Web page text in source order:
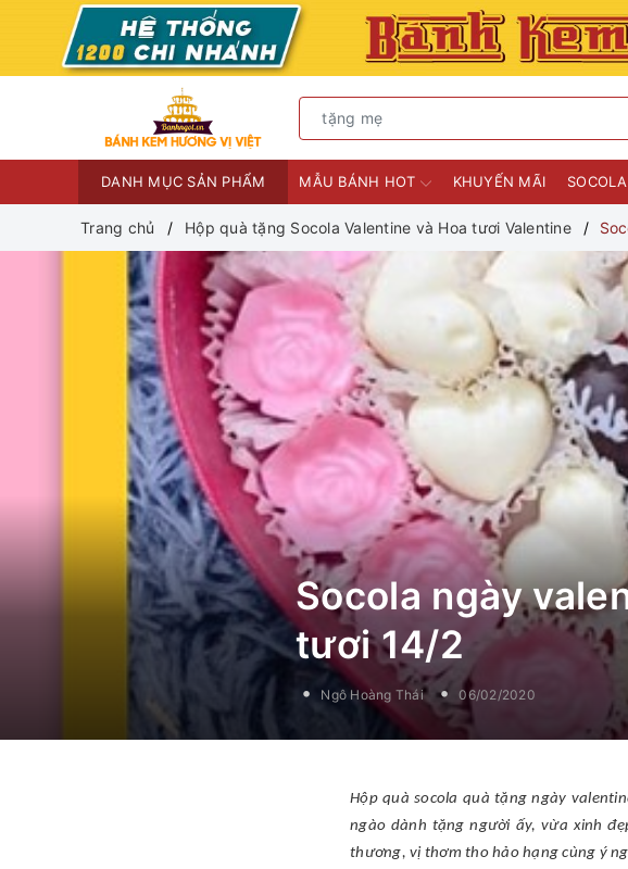
DANH MỤC SẢN PHẨM MẪU BÁNH HOT KHUYẾN MÃI
Trang chủ Hộp quà tặng Socola Valentine và Hoa tươi Valentine
Socola ngày
tươi 14/2
Ngô Hoàng Thái 06/02/2020
Hộp quà socola quà tặng ngày
ngào dành tặng người ấy, vừa xinh
thương, vị thơm tho hảo hạng cùng ý